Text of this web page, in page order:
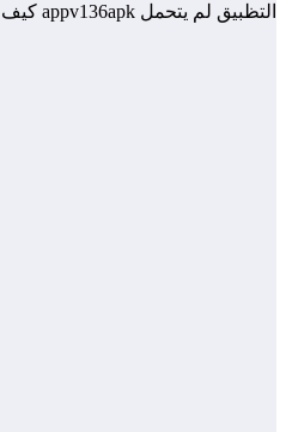
التظبيق لم يتحمل appv136apk كيف احمله